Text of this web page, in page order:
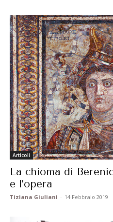
Articoli
La chioma di
e l’opera
Tiziana Giuliani - 14 Febbraio 2019